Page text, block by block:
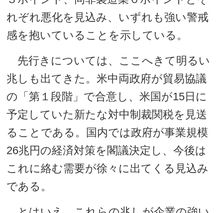
れぞれ悪化を見込み、いずれも強い警戒
感を抱いていることを示している。
先行きについては、ここへきて明るい
兆しも出てきた。米中両政府が貿易協議
の「第１段階」で合意し、米国が15日に
予定していた新たな対中制裁関税を見送
ることである。国内では政府が事業規模
26兆円の経済対策を閣議決定し、今後は
これに絡む需要が徐々に出てくる見込み
である。